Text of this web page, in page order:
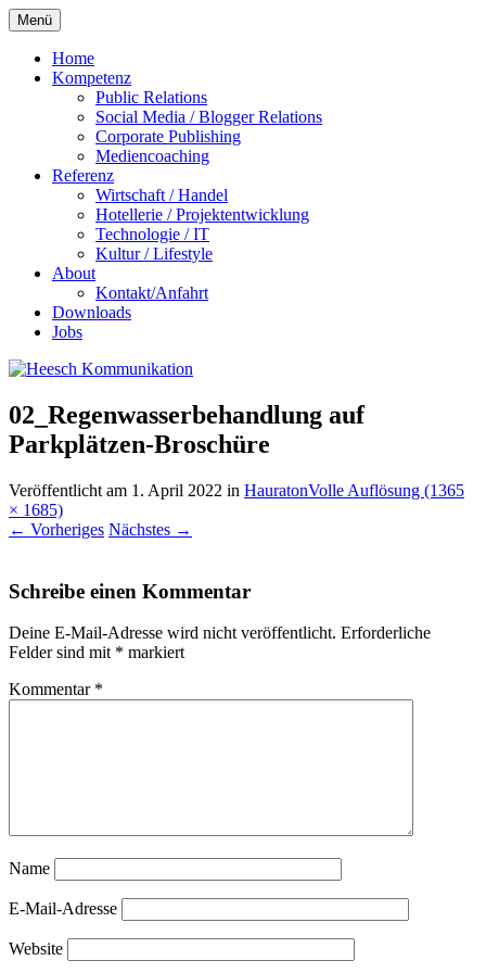
Menü Zum
Inhalt
springen
Home
Kompetenz
Public Relations
Social Media / Blogger Relations
Corporate Publishing
Mediencoaching
Referenz
Wirtschaft / Handel
Hotellerie / Projektentwicklung
Technologie / IT
Kultur / Lifestyle
About
Kontakt/Anfahrt
Downloads
Jobs
02_Regenwasserbehandlung auf
Parkplätzen-Broschüre
Veröffentlicht am 1. April 2022 in HauratonVolle Auflösung (1365
× 1685)
← Vorheriges Nächstes →
Schreibe einen Kommentar
Deine E-Mail-Adresse wird nicht veröffentlicht. Erforderliche
Felder sind mit * markiert
Kommentar *
Name
E-Mail-Adresse
Website